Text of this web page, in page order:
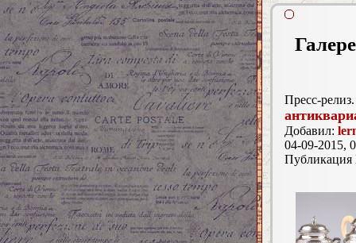
Пресс-релиз.
Добавил:
04-09-2015,